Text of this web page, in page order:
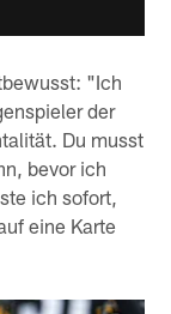
"Ich
der
Du musst
bevor ich
ich sofort,
eine Karte